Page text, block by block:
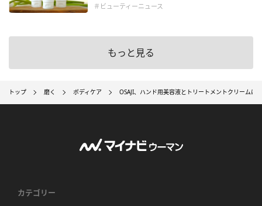
＃ビューティーニュース
もっと見る
トップ 磨く ボディケア OSAJI、ハンド用美容液とトリートメントクリームに
カテゴリー